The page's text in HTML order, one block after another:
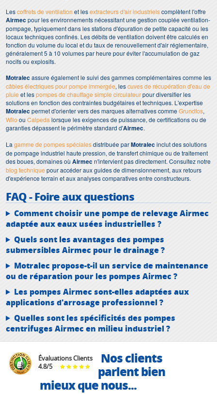
Lescoffrets de ventilation et lesextracteurs d'air industrielscomplètent l'offre
Airmecpour les environnements nécessitant une gestion couplée ventilation-
pompage, typiquement dans les stations d'épuration de petite capacité ou les
locaux techniques confinés. Les débits de ventilation doivent être calculés en
fonction du volume du local et du taux de renouvellement d'air réglementaire,
généralement 5 à 10 volumes par heure pour éviter l'accumulation de gaz
nocifs ou explosifs.
Motralecassure également le suivi des gammes complémentaires comme les
câbles électriques pour pompe immergée, lescuves de récupération d'eau de
pluie et lespompes de chauffage simple circulateurpour diversifier les
solutions en fonction des contraintes budgétaires et techniques. L'expertise
Motralecpermet d'orienter vers des marques alternatives commeGrundfos,
Wilo ou Calpeda lorsque les exigences de puissance, de certifications ou de
garanties dépassent le périmètre standard d'Airmec.
La gamme de pompes spécialesdistribuée parMotralecinclut des solutions
de pompage industriel haute pression, de transfert chimique ou de traitement
des boues, domaines où Airmecn'intervient pas directement. Consultez notre
blog technique pour accéder aux guides de dimensionnement, aux retours
d'expérience terrain et aux analyses comparatives entre constructeurs.
FAQ - Foire aux questions
Comment choisir une pompe de relevage Airmec
adaptée aux eaux usées industrielles ?
Quels sont les avantages des pompes
submersibles Airmec pour le drainage ?
Motralec propose-t-il un service de maintenance
ou de réparation pour les pompes Airmec ?
Les pompes Airmec sont-elles adaptées aux
applications d'arrosage professionnel ?
Quelles sont les spécificités des pompes
centrifuges Airmec en milieu industriel ?
Évaluations Clients
4.8/5
Nos clients
parlent bien
mieux que nous...